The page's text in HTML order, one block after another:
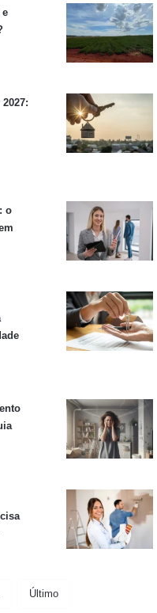
e
o
Último